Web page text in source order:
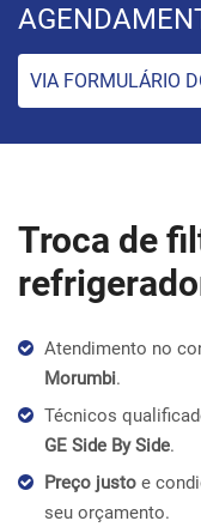
VIA FORMULÁRIO
Troca de
Atendimento no
Morumbi.
Técnicos
GE Side By Side.
Preço justo e
seu orçamento.